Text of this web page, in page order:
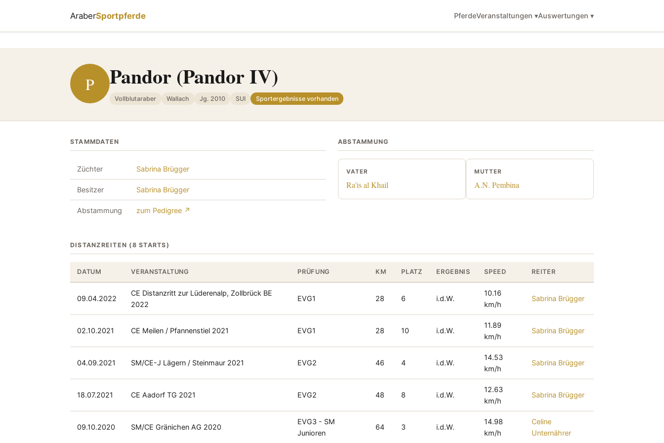
AraberSportpferde PferdeVeranstaltungen ▾Auswertungen ▾
P Pandor (Pandor IV)
Vollblutaraber Wallach Jg. 2010 SUI Sportergebnisse vorhanden
STAMMDATEN
Züchter Sabrina Brügger
Besitzer Sabrina Brügger
Abstammung zum Pedigree ↗
ABSTAMMUNG
VATER
Ra'is al Khail
MUTTER
A.N. Pembina
DISTANZREITEN (8 STARTS)
DATUM VERANSTALTUNG PRÜFUNG KM PLATZ ERGEBNIS SPEED REITER
09.04.2022
CE Distanzritt zur Lüderenalp, Zollbrück BE
2022
EVG1 28 6 i.d.W.
10.16
km/h
Sabrina Brügger
02.10.2021 CE Meilen / Pfannenstiel 2021 EVG1 28 10 i.d.W.
11.89
km/h
Sabrina Brügger
04.09.2021 SM/CE-J Lägern / Steinmaur 2021 EVG2 46 4 i.d.W.
14.53
km/h
Sabrina Brügger
18.07.2021 CE Aadorf TG 2021 EVG2 48 8 i.d.W.
12.63
km/h
Sabrina Brügger
09.10.2020 SM/CE Gränichen AG 2020
EVG3 - SM
Junioren
64 3 i.d.W.
14.98
km/h
Celine
Unternährer